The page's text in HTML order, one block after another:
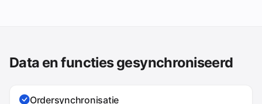
Data en functies gesynchroniseerd
Ordersynchronisatie